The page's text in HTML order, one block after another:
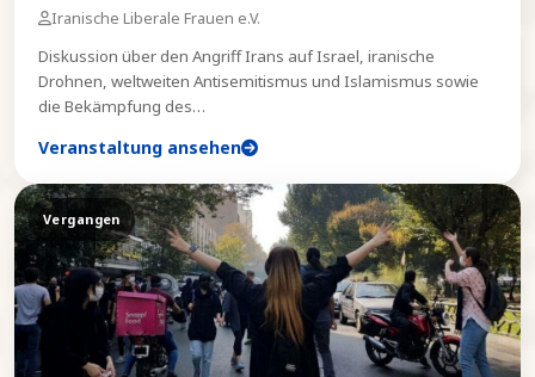
Iranische Liberale Frauen e.V.
Diskussion über den Angriff Irans auf Israel, iranische
Drohnen, weltweiten Antisemitismus und Islamismus sowie
die Bekämpfung des…
Veranstaltung ansehen
Vergangen